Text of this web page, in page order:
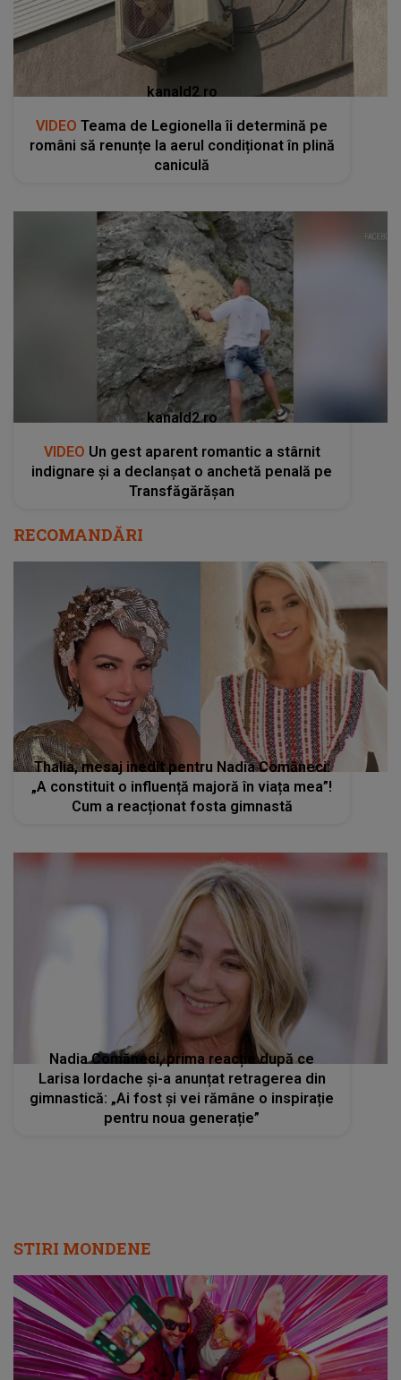
kanald2.ro
VIDEO Teama de Legionella îi determină pe
români să renunțe la aerul condiționat în plină
caniculă
kanald2.ro
VIDEO Un gest aparent romantic a stârnit
indignare și a declanșat o anchetă penală pe
Transfăgărășan
RECOMANDĂRI
Thalia, mesaj inedit pentru Nadia Comăneci:
„A constituit o influență majoră în viața mea”!
Cum a reacționat fosta gimnastă
Nadia Comăneci, prima reacție după ce
Larisa Iordache și-a anunțat retragerea din
gimnastică: „Ai fost și vei rămâne o inspirație
pentru noua generație”
STIRI MONDENE